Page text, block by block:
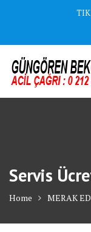
Servis
Home MERAK